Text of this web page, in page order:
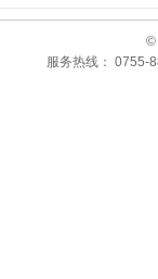
©
服务热线： 0755-